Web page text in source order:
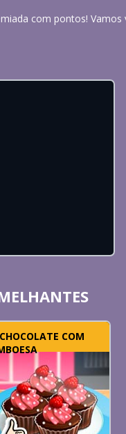
com pontos!
COM